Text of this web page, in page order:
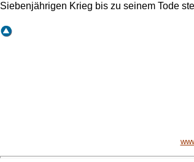
Siebenjährigen Krieg bis zu seinem Tode